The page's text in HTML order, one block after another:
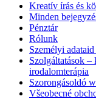
Kreatív írás és
Minden
Pénztár
Rólunk
Személyi
Szolgáltatások –
irodalomterápia
Szorongásoldó
Všeobecné